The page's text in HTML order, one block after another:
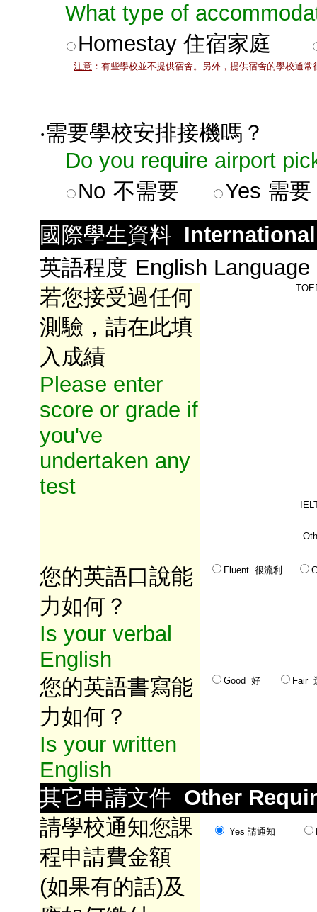
What type of
Homestay 住宿家庭
注意 ：有些學校並不提供宿舍。另外，提供宿舍的學校通
‧需要學校安排接機嗎？
Do you require airport
No 不需要 Yes 需要
國際學生資料
英語程度 English
若您接受過任何
測驗，請在此填
入成績
Please enter
score or grade if
you've
undertaken any
test
您的英語口說能
力如何？
Is your verbal
English
Fluent 很流利
您的英語書寫能
力如何？
Is your written
English
Good 好 Fair
其它申請文件 Other
請學校通知您課
程申請費金額
(如果有的話)及
Yes 請通知